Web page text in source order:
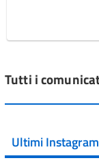
Tutti i
Ultimi Instagram